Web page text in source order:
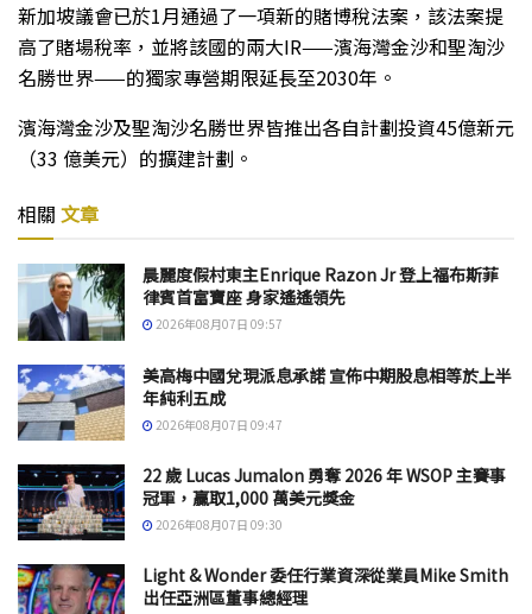
新加坡議會已於1月通過了一項新的賭博稅法案，該法案提
高了賭場稅率，並將該國的兩大IR——濱海灣金沙和聖淘沙
名勝世界——的獨家專營期限延長至2030年。
濱海灣金沙及聖淘沙名勝世界皆推出各自計劃投資45億新元
（33 億美元）的擴建計劃。
相關 文章
晨麗度假村東主Enrique Razon Jr 登上福布斯菲
律賓首富寶座 身家遙遙領先
2026年08月07日 09:57
美高梅中國兌現派息承諾 宣佈中期股息相等於上半
年純利五成
2026年08月07日 09:47
22 歲 Lucas Jumalon 勇奪 2026 年 WSOP 主賽事
冠軍，贏取1,000 萬美元獎金
2026年08月07日 09:30
Light & Wonder 委任行業資深從業員Mike Smith
出任亞洲區董事總經理